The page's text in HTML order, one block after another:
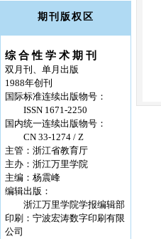
期刊版权区
综 合 性 学 术 期 刊
双月刊、单月出版
1988年创刊
国际标准连续出版物号：
ISSN 1671-2250
国内统一连续出版物号：
CN 33-1274 / Z
主管：浙江省教育厅
主办：浙江万里学院
主编：杨震峰
编辑出版：
浙江万里学院学报编辑部
印刷：宁波宏涛数字印刷有限
公司